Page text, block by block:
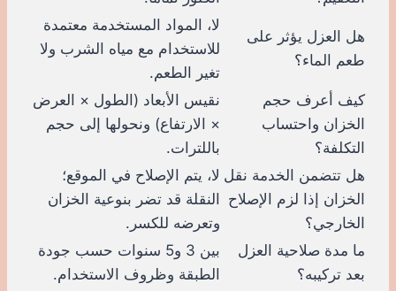
هل العزل يؤثر على
طعم الماء؟
لا، المواد المستخدمة معتمدة
للاستخدام مع مياه الشرب ولا
تغير الطعم.
كيف أعرف حجم
الخزان واحتساب
التكلفة؟
نقيس الأبعاد (الطول × العرض
× الارتفاع) ونحولها إلى حجم
باللترات.
هل تتضمن الخدمة نقل
الخزان إذا لزم الإصلاح
الخارجي؟
لا، يتم الإصلاح في الموقع؛
النقلة قد تضر بنوعية الخزان
وتعرضه للكسر.
ما مدة صلاحية العزل
بعد تركيبه؟
بين 3 و5 سنوات حسب جودة
الطبقة وظروف الاستخدام.